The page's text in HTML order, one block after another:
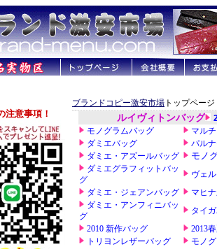
ブランドコピー激安市場 トップペー